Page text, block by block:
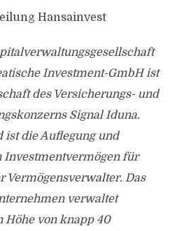
Hansainvest
Investment-GmbH ist
des Versicherungs- und
Signal Iduna.
ist die Auflegung und
für
Vermögensverwalter. Das
verwaltet
Höhe von knapp 40